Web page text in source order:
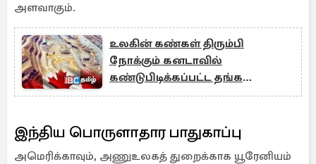
அளவாகும்.
உலகின் கண்கள் திரும்பி
நோக்கும் கனடாவில்
கண்டுபிடிக்கப்பட்ட தங்க
புதையல்
இந்திய பொருளாதார பாதுகாப்பு
அமெரிக்காவும், அணுஉலகத் துறைக்காக யூரேனியம்